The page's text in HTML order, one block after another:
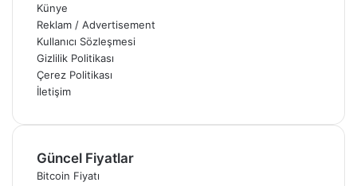
Künye
Reklam / Advertisement
Kullanıcı Sözleşmesi
Gizlilik Politikası
Çerez Politikası
İletişim
Güncel Fiyatlar
Bitcoin Fiyatı